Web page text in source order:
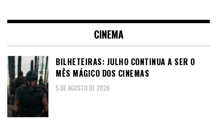
CINEMA
BILHETEIRAS: JULHO CONTINUA A SER O
MÊS MÁGICO DOS CINEMAS
5 DE AGOSTO DE 2026